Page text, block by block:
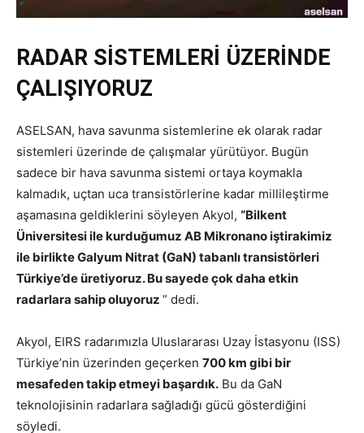
RADAR SİSTEMLERİ ÜZERİNDE
ÇALIŞIYORUZ
ASELSAN, hava savunma sistemlerine ek olarak radar
sistemleri üzerinde de çalışmalar yürütüyor. Bugün
sadece bir hava savunma sistemi ortaya koymakla
kalmadık, uçtan uca transistörlerine kadar millileştirme
aşamasına geldiklerini söyleyen Akyol, “Bilkent
Üniversitesi ile kurduğumuz AB Mikronano iştirakimiz
ile birlikte Galyum Nitrat (GaN) tabanlı transistörleri
Türkiye’de üretiyoruz. Bu sayede çok daha etkin
radarlara sahip oluyoruz ” dedi.
Akyol, EIRS radarımızla Uluslararası Uzay İstasyonu (ISS)
Türkiye’nin üzerinden geçerken 700 km gibi bir
mesafeden takip etmeyi başardık. Bu da GaN
teknolojisinin radarlara sağladığı gücü gösterdiğini
söyledi.